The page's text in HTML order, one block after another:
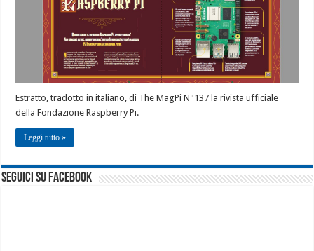
Estratto, tradotto in italiano, di The MagPi N°137 la rivista ufficiale
della Fondazione Raspberry Pi.
Leggi tutto »
seguici su facebook